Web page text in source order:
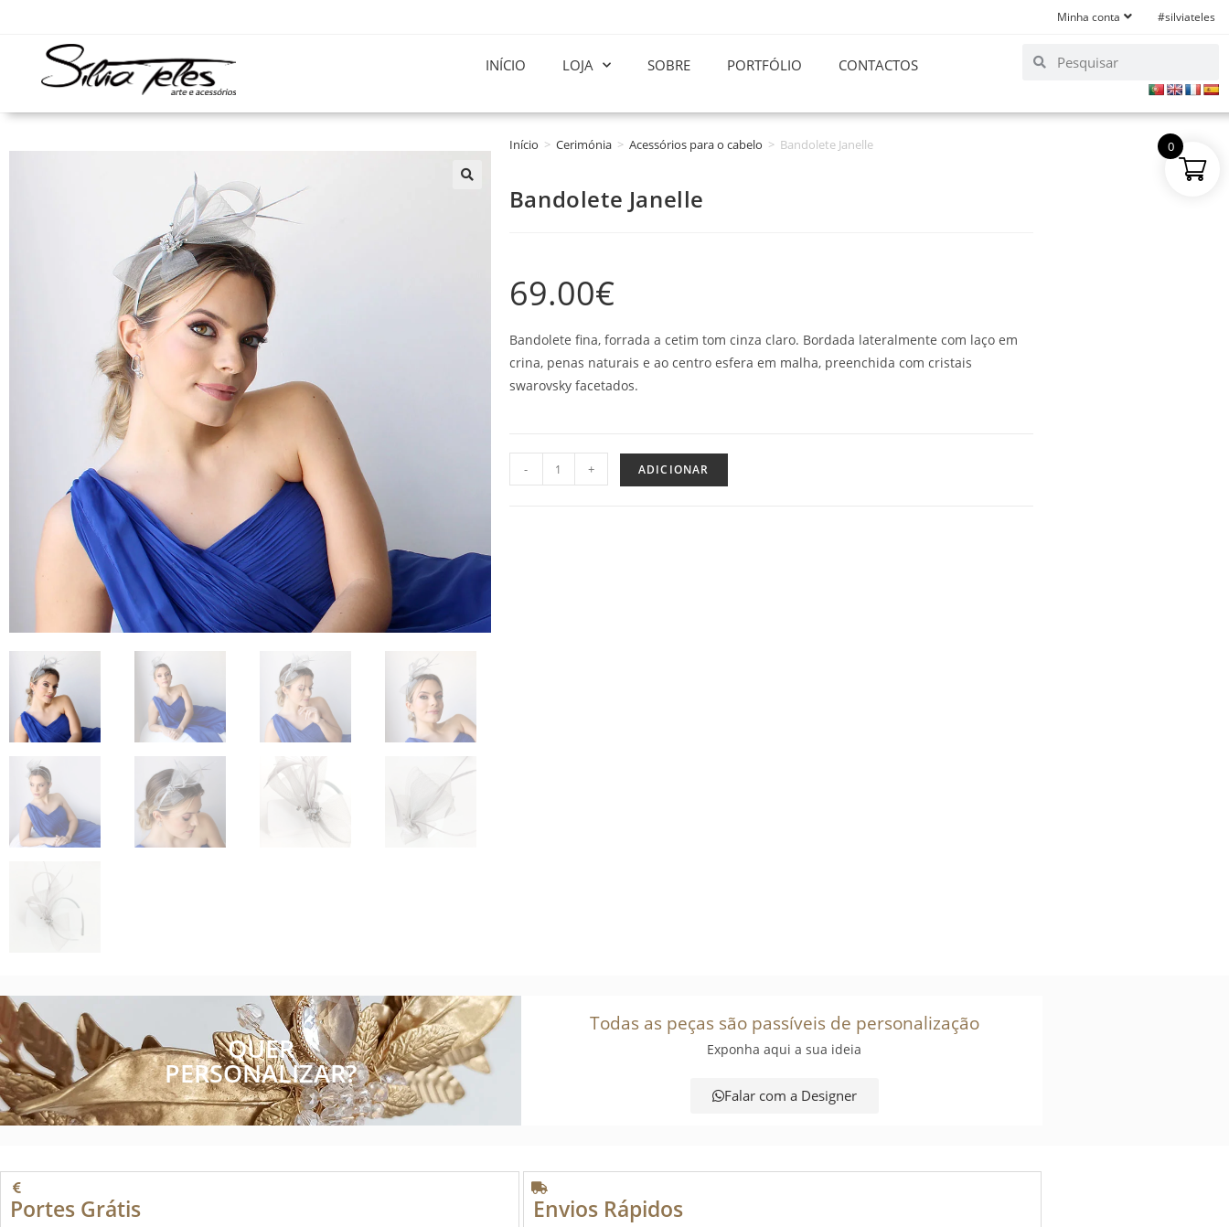
Minha conta #silviateles
INÍCIO LOJA SOBRE PORTFÓLIO CONTACTOS
Início > Cerimónia > Acessórios para o cabelo > Bandolete Janelle
Bandolete Janelle
69.00€
Bandolete fina, forrada a cetim tom cinza claro. Bordada lateralmente com laço em
crina, penas naturais e ao centro esfera em malha, preenchida com cristais
swarovsky facetados.
- + ADICIONAR
QUER
PERSONALIZAR?
Todas as peças são passíveis de personalização
Exponha aqui a sua ideia
Falar com a Designer
Portes Grátis Envios Rápidos
0